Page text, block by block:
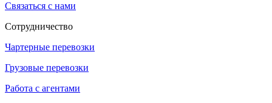
Связаться с нами
Сотрудничество
Чартерные перевозки
Грузовые перевозки
Работа с агентами